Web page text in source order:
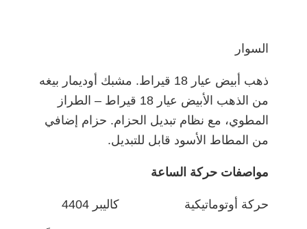
السوار
ذهب أبيض عيار 18 قيراط. مشبك أوديمار بيغه
من الذهب الأبيض عيار 18 قيراط – الطراز
المطوي، مع نظام تبديل الحزام. حزام إضافي
من المطاط الأسود قابل للتبديل.
مواصفات حركة الساعة
حركة أوتوماتيكية كاليبر 4404